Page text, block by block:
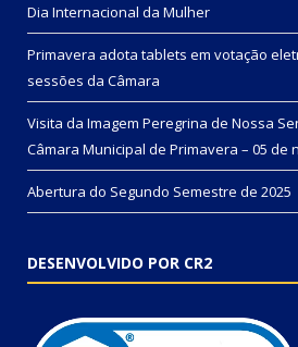
Dia Internacional da Mulher
Primavera adota tablets em votação
sessões da Câmara
Visita da Imagem Peregrina de Nossa
Câmara Municipal de Primavera – 05 de
Abertura do Segundo Semestre de 2025
DESENVOLVIDO POR CR2